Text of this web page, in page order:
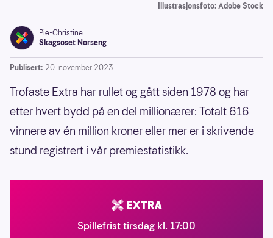
Illustrasjonsfoto: Adobe Stock
Pie-Christine
Skagsoset Norseng
Publisert: 20. november 2023
Trofaste Extra har rullet og gått siden 1978 og har
etter hvert bydd på en del millionærer: Totalt 616
vinnere av én million kroner eller mer er i skrivende
stund registrert i vår premiestatistikk.
Spillefrist tirsdag kl. 17:00